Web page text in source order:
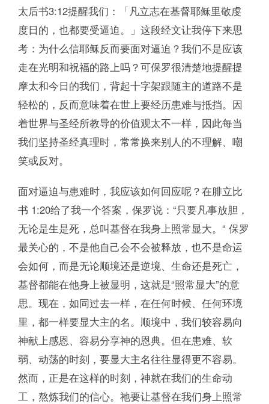
太后书3:12提醒我们：「凡立志在基督耶稣里敬虔
度日的，也都要受逼迫。」这段经文让我停下来思
考：为什么信耶稣反而要面对逼迫？我们不是应该
走在光明和祝福的路上吗？可保罗很清楚地提醒提
摩太和今日的我们，背起十字架跟随主的道路不是
轻松的，反而意味着在世上要经历患难与抵挡。因
着世界与圣经所教导的价值观太不一样，因此每当
我们坚持圣经真理时，常常换来别人的不理解、嘲
笑或反对。
面对逼迫与患难时，我应该如何回应呢？在腓立比
书 1:20给了我一个答案，保罗说：“只要凡事放胆，
无论是生是死，总叫基督在我身上照常显大。“ 保罗
最关心的，不是他自己会不会被释放，也不是命运
会如何，而是无论顺境还是逆境、生命还是死亡，
基督都能在他身上被显明，这就是“照常显大”的意
思。现在，如同过去一样，在任何时候、任何环境
里，都一样要显大主的名。顺境中，我们较容易向
神献上感恩、容易分享神的恩典。但在患难、软
弱、动荡的时刻，要显大主名往往显得更不容易。
然而，正是在这样的时刻，神就在我们的生命动
工，熬炼我们的信心。祂要让基督在我们身上照常